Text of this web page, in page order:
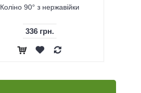
Коліно 90° з нержавійки
336 грн.